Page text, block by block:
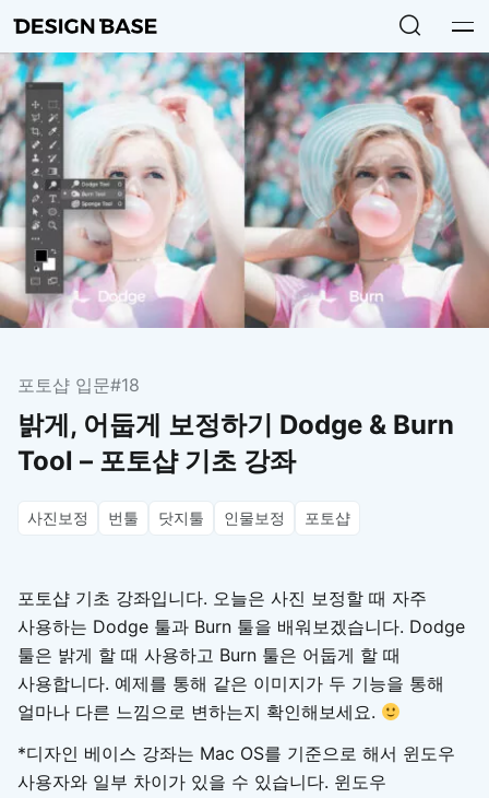
포토샵 입문#18
밝게, 어둡게 보정하기 Dodge & Burn
Tool – 포토샵 기초 강좌
사진보정 번툴 닷지툴 인물보정 포토샵
포토샵 기초 강좌입니다. 오늘은 사진 보정할 때 자주
사용하는 Dodge 툴과 Burn 툴을 배워보겠습니다. Dodge
툴은 밝게 할 때 사용하고 Burn 툴은 어둡게 할 때
사용합니다. 예제를 통해 같은 이미지가 두 기능을 통해
얼마나 다른 느낌으로 변하는지 확인해보세요.
*디자인 베이스 강좌는 Mac OS를 기준으로 해서 윈도우
사용자와 일부 차이가 있을 수 있습니다. 윈도우